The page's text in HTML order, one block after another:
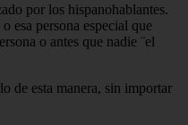
por los hispanohablantes.
esa persona especial que
o antes que nadie ¨el
de esta manera, sin importar